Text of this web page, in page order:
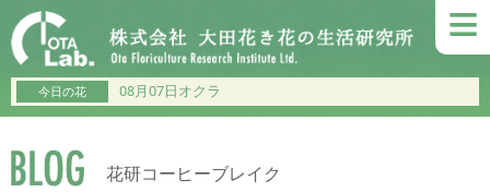
≡
今日の花 08月07日オクラ
花研コーヒーブレイク